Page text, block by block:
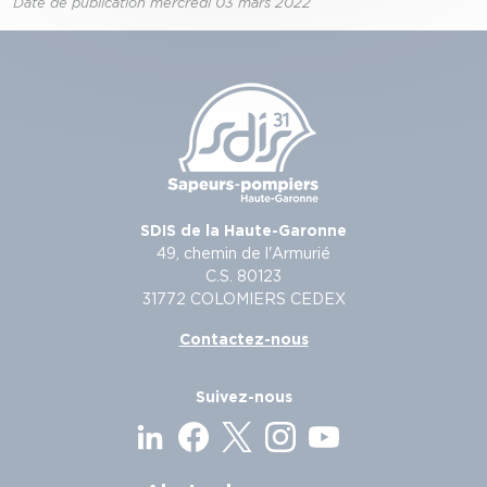
SDIS de la Haute-Garonne
49, chemin de l'Armurié
C.S. 80123
31772 COLOMIERS CEDEX
Contactez-nous
Suivez-nous